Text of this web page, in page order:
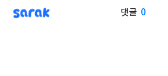
sarak 댓글 0